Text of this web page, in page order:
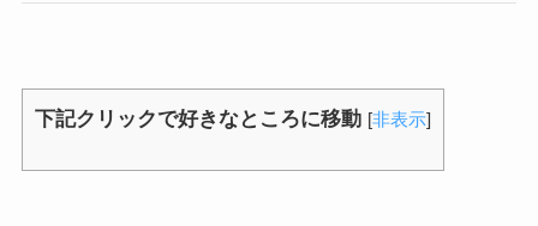
下記クリックで好きなところに移動 [非表示]